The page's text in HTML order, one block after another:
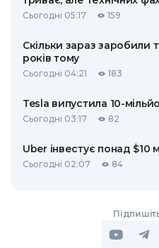
Сьогодні 05:17 159
Скільки зараз заробили
років тому
Сьогодні 04:21 183
Tesla випустила 10-
Сьогодні 03:17 82
Uber інвестує понад $10
Сьогодні 02:07 84